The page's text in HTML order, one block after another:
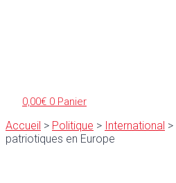
0,00€ 0 Panier
Accueil > Politique > International >
patriotiques en Europe